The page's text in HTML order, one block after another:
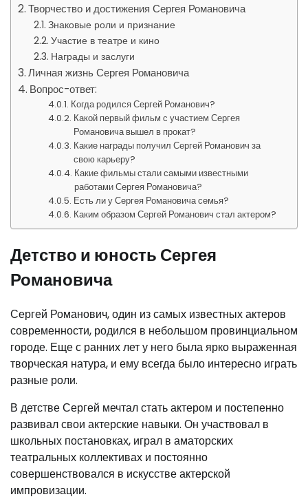
Творчество и достижения Сергея Романовича
Знаковые роли и признание
Участие в театре и кино
Награды и заслуги
Личная жизнь Сергея Романовича
Вопрос-ответ:
Когда родился Сергей Романович?
Какой первый фильм с участием Сергея
Романовича вышел в прокат?
Какие награды получил Сергей Романович за
свою карьеру?
Какие фильмы стали самыми известными
работами Сергея Романовича?
Есть ли у Сергея Романовича семья?
Каким образом Сергей Романович стал актером?
Детство и юность Сергея
Романовича
Сергей Романович, один из самых известных актеров
современности, родился в небольшом провинциальном
городе. Еще с ранних лет у него была ярко выраженная
творческая натура, и ему всегда было интересно играть
разные роли.
В детстве Сергей мечтал стать актером и постепенно
развивал свои актерские навыки. Он участвовал в
школьных постановках, играл в аматорских
театральных коллективах и постоянно
совершенствовался в искусстве актерской
импровизации.